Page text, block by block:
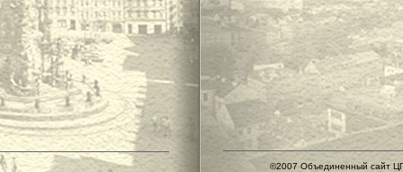
©2007 Объединенный сайт